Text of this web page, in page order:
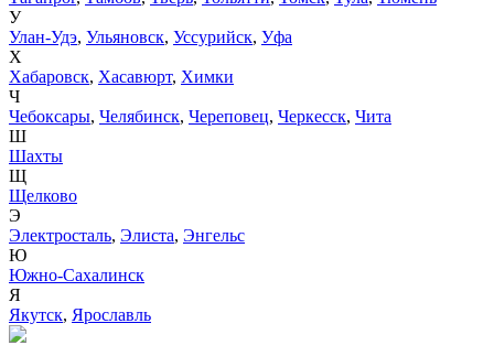
У
Улан-Удэ, Ульяновск, Уссурийск, Уфа
Х
Хабаровск, Хасавюрт, Химки
Ч
Чебоксары, Челябинск, Череповец, Черкесск, Чита
Ш
Шахты
Щ
Щелково
Э
Электросталь, Элиста, Энгельс
Ю
Южно-Сахалинск
Я
Якутск, Ярославль